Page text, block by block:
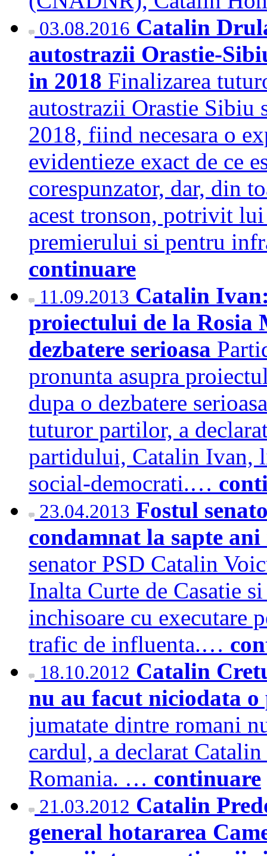
03.08.2016 Catalin
autostrazii Orastie-
in 2018 Finalizarea
autostrazii Orastie Sibiu
2018, fiind necesara o
evidentieze exact de ce
corespunzator, dar, din
acest tronson, potrivit
premierului si pentru
continuare
11.09.2013 Catalin
proiectului de la Rosia
dezbatere serioasa
pronunta asupra
dupa o dezbatere
tuturor partilor, a
partidului, Catalin Ivan,
social-democrati.…
23.04.2013 Fostul
condamnat la sapte
senator PSD Catalin
Inalta Curte de Casatie
inchisoare cu executare
trafic de influenta.…
18.10.2012 Catalin
nu au facut niciodata
jumatate dintre romani
cardul, a declarat
Romania. … continuare
21.03.2012 Catalin
general hotararea